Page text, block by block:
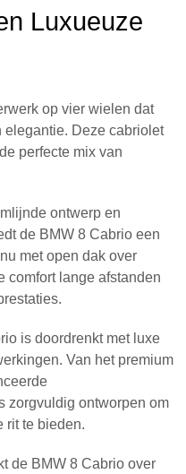
Luxueuze
op vier wielen dat
elegantie. Deze cabriolet
perfecte mix van
ontwerp en
de BMW 8 Cabrio een
met open dak over
comfort lange afstanden
is doordrenkt met luxe
Van het premium
zorgvuldig ontworpen om
rit te bieden.
de BMW 8 Cabrio over